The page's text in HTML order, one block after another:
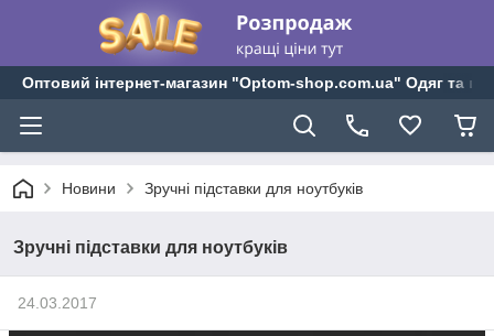
Оптовий інтернет-магазин "Optom-shop.com.ua" Одяг та
Новини Зручні підставки для ноутбуків
Зручні підставки для ноутбуків
24.03.2017